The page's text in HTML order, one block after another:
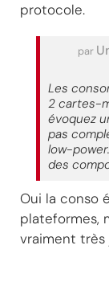
protocole.
par
Les
2 cartes-
évoquez
pas
low-
des
Oui la conso
plateformes,
vraiment très